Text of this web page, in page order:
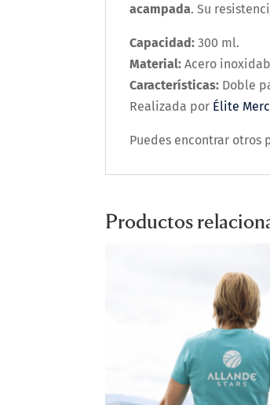
acampada. Su
Capacidad: 300 ml.
Material: Acero
Características: Doble
Realizada por Élite
Puedes encontrar
Productos